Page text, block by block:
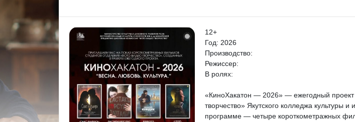
12+
Год: 2026
Производство:
Режиссер:
В ролях:
«КиноХакатон — 2026» — ежегодный проект
творчество» Якутского колледжа культуры
программе — четыре короткометражных